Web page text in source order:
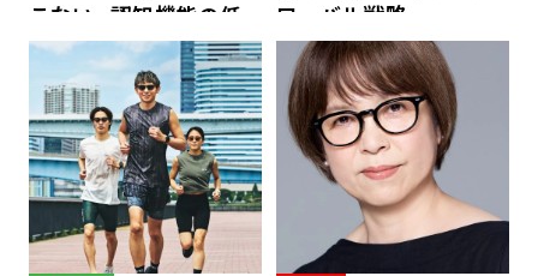
こない…認知機能の低
下を救う、脳のインナ
ーケアとは
ローバル戦略